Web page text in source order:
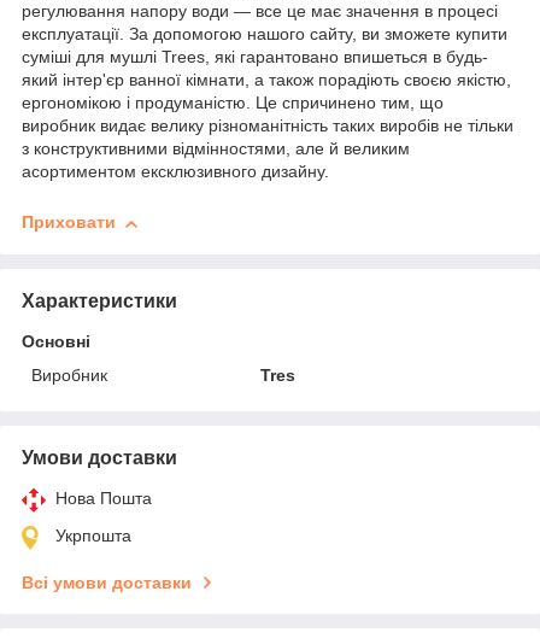
регулювання напору води — все це має значення в процесі
експлуатації. За допомогою нашого сайту, ви зможете купити
суміші для мушлі Trees, які гарантовано впишеться в будь-
який інтер'єр ванної кімнати, а також порадіють своєю якістю,
ергономікою і продуманістю. Це спричинено тим, що
виробник видає велику різноманітність таких виробів не тільки
з конструктивними відмінностями, але й великим
асортиментом ексклюзивного дизайну.
Приховати
Характеристики
Основні
Виробник
Tres
Умови доставки
Нова Пошта
Укрпошта
Всі умови доставки